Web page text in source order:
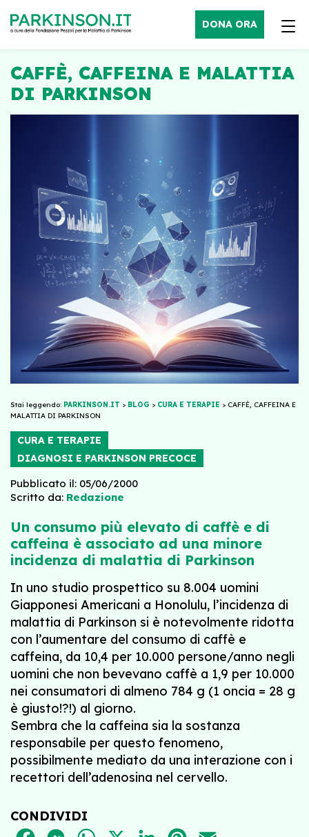
DONA ORA
CAFFÈ, CAFFEINA E MALATTIA
DI PARKINSON
Stai leggendo: PARKINSON.IT > BLOG > CURA E TERAPIE > CAFFÈ, CAFFEINA E
MALATTIA DI PARKINSON
CURA E TERAPIE
DIAGNOSI E PARKINSON PRECOCE
Pubblicato il: 05/06/2000
Scritto da: Redazione
Un consumo più elevato di caffè e di
caffeina è associato ad una minore
incidenza di malattia di Parkinson
In uno studio prospettico su 8.004 uomini
Giapponesi Americani a Honolulu, l’incidenza di
malattia di Parkinson si è notevolmente ridotta
con l’aumentare del consumo di caffè e
caffeina, da 10,4 per 10.000 persone/anno negli
uomini che non bevevano caffè a 1,9 per 10.000
nei consumatori di almeno 784 g (1 oncia = 28 g
è giusto!?!) al giorno.
Sembra che la caffeina sia la sostanza
responsabile per questo fenomeno,
possibilmente mediato da una interazione con i
recettori dell’adenosina nel cervello.
CONDIVIDI